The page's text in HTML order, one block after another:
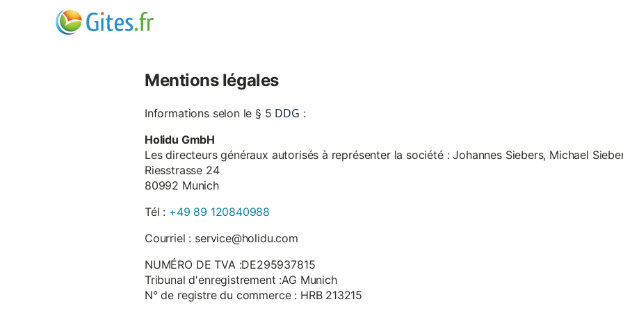
Mentions légales
Informations selon le § 5 DDG :
Holidu GmbH
Les directeurs généraux autorisés à représenter la société : Johannes Siebers, Michael
Riesstrasse 24
80992 Munich
Tél : +49 89 120840988
Courriel : service@holidu.com
NUMÉRO DE TVA :DE295937815
Tribunal d'enregistrement :AG Munich
N° de registre du commerce : HRB 213215